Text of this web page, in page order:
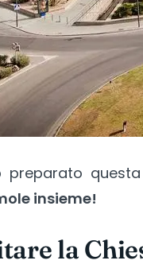
preparato
insieme!
la